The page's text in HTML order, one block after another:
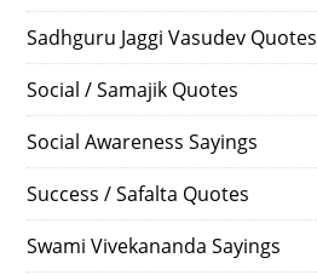
Sadhguru Jaggi Vasudev Quotes
Social / Samajik Quotes
Social Awareness Sayings
Success / Safalta Quotes
Swami Vivekananda Sayings